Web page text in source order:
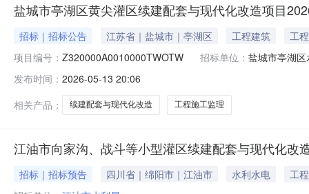
盐城市亭湖区黄尖灌区续建配套与现代化改造项目
招标｜招标公告 江苏省｜盐城市｜亭湖区 工程建筑
工程
项目编号： Z320000A0010000TWOTW 招标单位： 盐城市亭湖
发布时间： 2026-05-13 20:06
相关产品：
续建配套与现代化改造 工程施工监理
江油市向家沟、战斗等小型灌区续建配套与现代化改
招标｜招标预告 四川省｜绵阳市｜江油市 水利水电
工程